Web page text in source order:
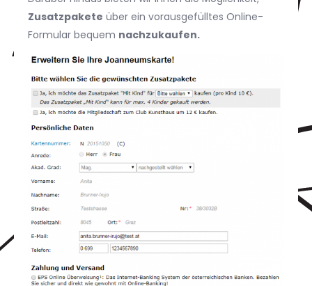
Zusatzpakete über ein vorausgefülltes Online-
Formular bequem nachzukaufen.